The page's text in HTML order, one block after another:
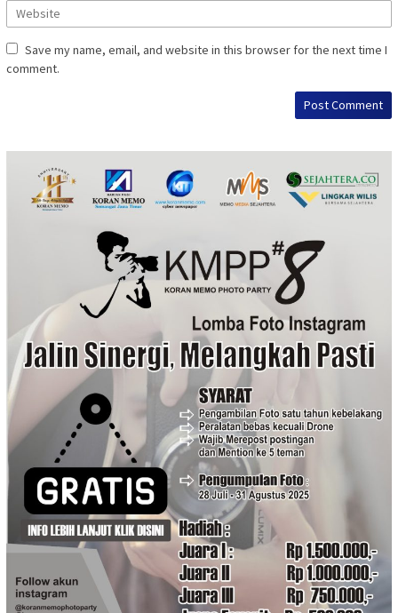
Save my name, email, and website in this browser for the next time I
comment.